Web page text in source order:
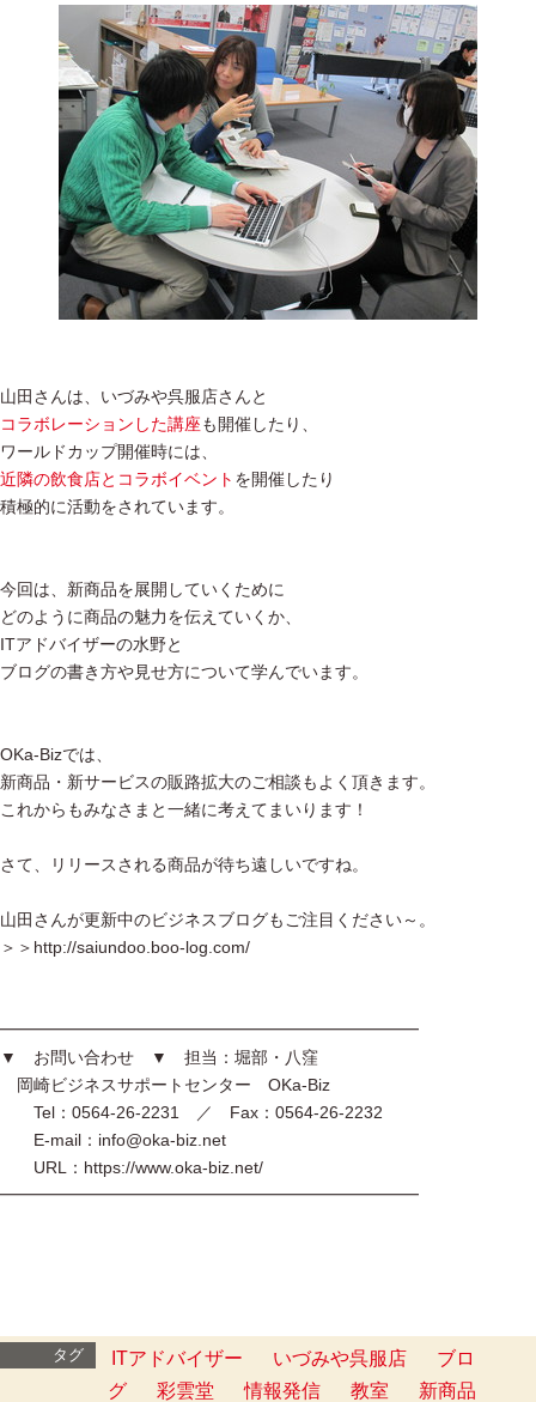
山田さんは、いづみや呉服店さんと
コラボレーションした講座も開催したり、
ワールドカップ開催時には、
近隣の飲食店とコラボイベント を開催したり
積極的に活動をされています。
今回は、新商品を展開していくために
どのように商品の魅力を伝えていくか、
ITアドバイザーの水野と
ブログの書き方や見せ方について学んでいます。
OKa-Bizでは、
新商品・新サービスの販路拡大のご相談もよく頂きます。
これからもみなさまと一緒に考えてまいります！
さて、リリースされる商品が待ち遠しいですね。
山田さんが更新中のビジネスブログもご注目ください～。
＞＞http://saiundoo.boo-log.com/
━━━━━━━━━━━━━━━━━━━━━━━━━
▼ お問い合わせ ▼ 担当：堀部・八窪
岡崎ビジネスサポートセンター OKa-Biz
Tel：0564-26-2231 ／ Fax：0564-26-2232
E-mail：info@oka-biz.net
URL：https://www.oka-biz.net/
━━━━━━━━━━━━━━━━━━━━━━━━━
タグ ITアドバイザー いづみや呉服店
ブロ
グ
彩雲堂 情報発信 教室
新商品